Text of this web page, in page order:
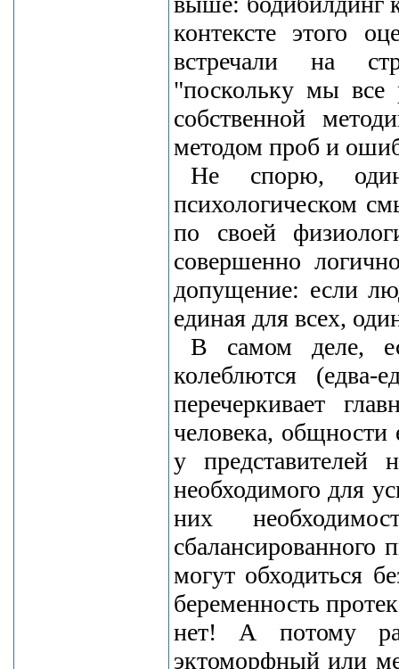
контексте этого
встречали на
"поскольку мы все
собственной
методом проб и
Не спорю,
психологическом
по своей
совершенно
допущение: если
единая для всех,
В самом деле,
колеблются
перечеркивает
человека, общности
у представителей
необходимого для
них
сбалансированного
могут обходиться
беременность
нет! А потому
эктоморфный или